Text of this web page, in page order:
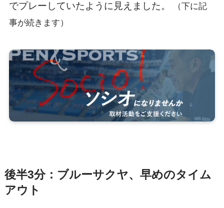
でプレーしていたように見えました。
（下に記
事が続きます）
後半3分：ブルーサクヤ、早めのタイム
アウト